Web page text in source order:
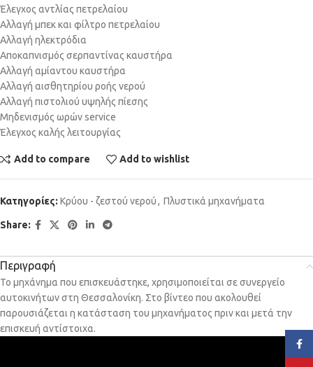
Έλεγχος αντλίας πετρελαίου
Αλλαγή μπεκ και φίλτρο πετρελαίου
Αλλαγή ηλεκτρόδια
Αποκαπνισμός σερπαντίνας καυστήρα
Αλλαγή αμίαντου καυστήρα
Αλλαγή αισθητηρίου ροής νερού
Αλλαγή πιστολιού υψηλής πίεσης
Μηδενισμός ωρών service
Έλεγχος καλής λειτουργίας
Add to compare Add to wishlist
Κατηγορίες: Κρύου - ζεστού νερού, Πλυστικά μηχανήματα
Share:
Περιγραφή
Το μηχάνημα που επισκευάστηκε, χρησιμοποιείται σε συνεργείο
αυτοκινήτων στη Θεσσαλονίκη. Στο βίντεο που ακολουθεί
παρουσιάζεται η κατάσταση του μηχανήματος πριν και μετά την
επισκευή αντίστοιχα.